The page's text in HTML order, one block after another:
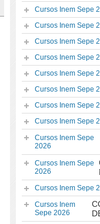
Cursos Inem Sepe
Cursos Inem Sepe
Cursos Inem Sepe
Cursos Inem Sepe
Cursos Inem Sepe
Cursos Inem Sepe
Cursos Inem Sepe
Cursos Inem Sepe
Cursos Inem Sepe
2026
Cursos Inem Sepe
2026
Cursos Inem Sepe
Cursos Inem
Sepe 2026